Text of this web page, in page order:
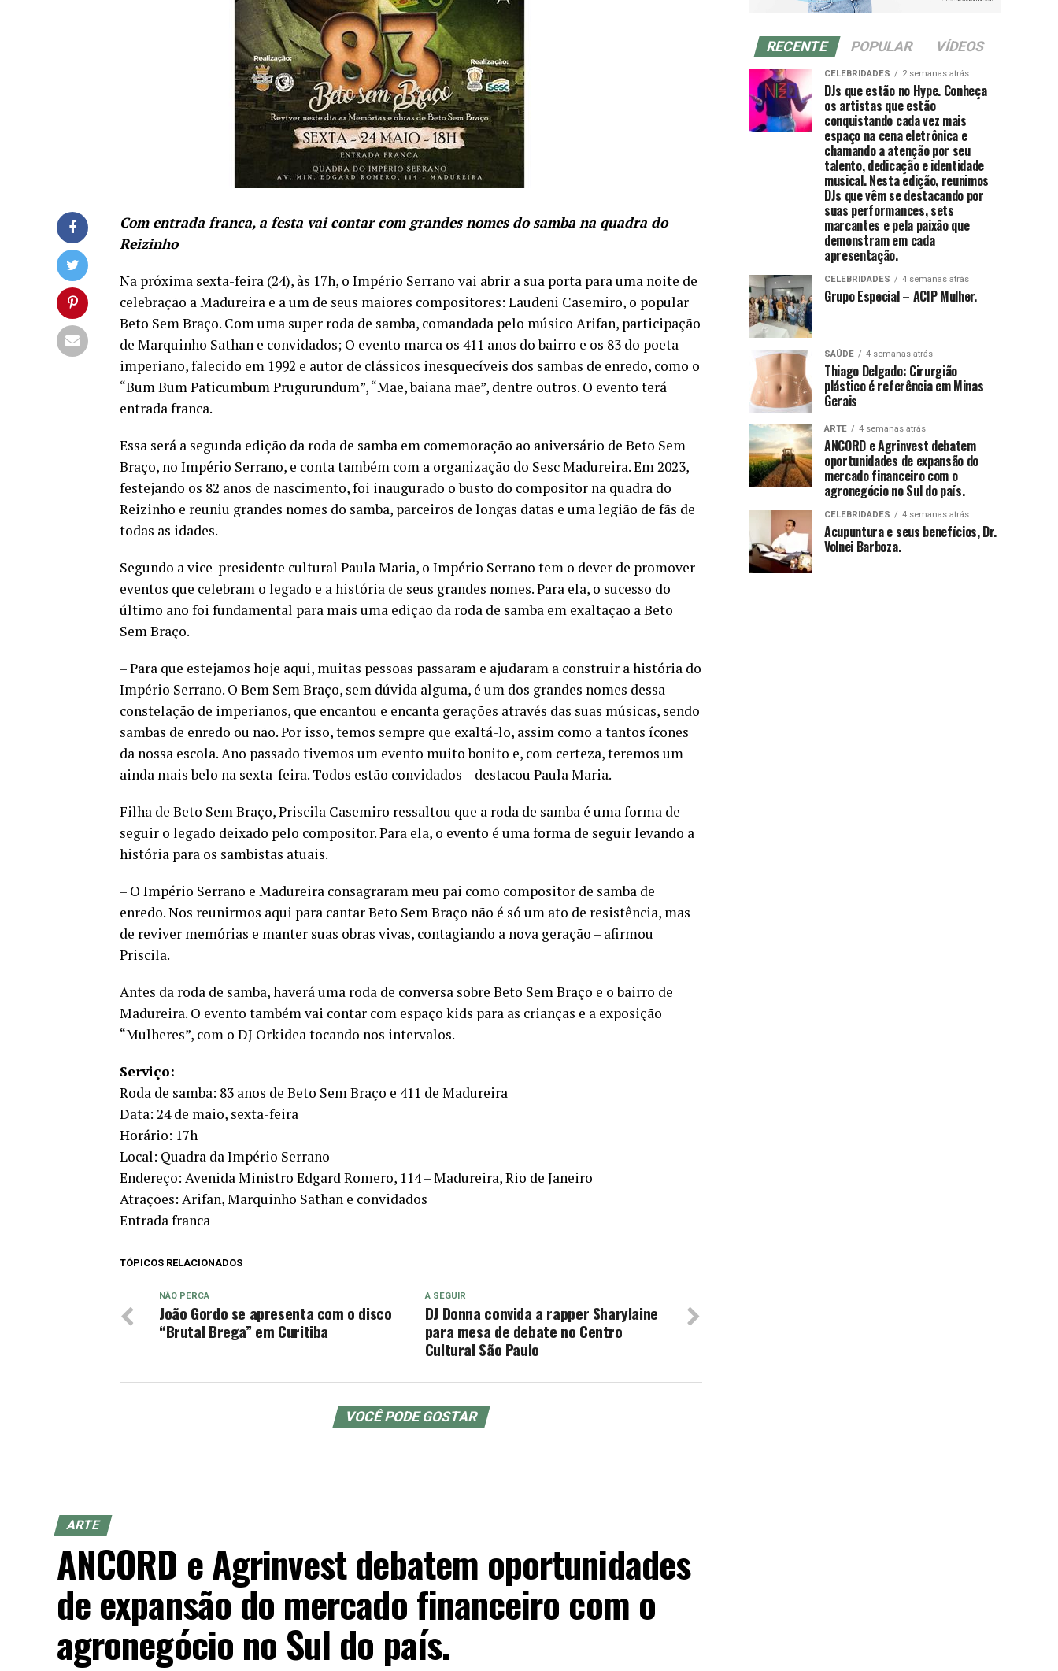
Com entrada franca, a festa vai contar com grandes nomes do samba na quadra do
Reizinho
Na próxima sexta-feira (24), às 17h, o Império Serrano vai abrir a sua porta para uma noite de
celebração a Madureira e a um de seus maiores compositores: Laudeni Casemiro, o popular
Beto Sem Braço. Com uma super roda de samba, comandada pelo músico Arifan, participação
de Marquinho Sathan e convidados; O evento marca os 411 anos do bairro e os 83 do poeta
imperiano, falecido em 1992 e autor de clássicos inesquecíveis dos sambas de enredo, como o
“Bum Bum Paticumbum Prugurundum”, “Mãe, baiana mãe”, dentre outros. O evento terá
entrada franca.
Essa será a segunda edição da roda de samba em comemoração ao aniversário de Beto Sem
Braço, no Império Serrano, e conta também com a organização do Sesc Madureira. Em 2023,
festejando os 82 anos de nascimento, foi inaugurado o busto do compositor na quadra do
Reizinho e reuniu grandes nomes do samba, parceiros de longas datas e uma legião de fãs de
todas as idades.
Segundo a vice-presidente cultural Paula Maria, o Império Serrano tem o dever de promover
eventos que celebram o legado e a história de seus grandes nomes. Para ela, o sucesso do
último ano foi fundamental para mais uma edição da roda de samba em exaltação a Beto
Sem Braço.
– Para que estejamos hoje aqui, muitas pessoas passaram e ajudaram a construir a história do
Império Serrano. O Bem Sem Braço, sem dúvida alguma, é um dos grandes nomes dessa
constelação de imperianos, que encantou e encanta gerações através das suas músicas, sendo
sambas de enredo ou não. Por isso, temos sempre que exaltá-lo, assim como a tantos ícones
da nossa escola. Ano passado tivemos um evento muito bonito e, com certeza, teremos um
ainda mais belo na sexta-feira. Todos estão convidados – destacou Paula Maria.
Filha de Beto Sem Braço, Priscila Casemiro ressaltou que a roda de samba é uma forma de
seguir o legado deixado pelo compositor. Para ela, o evento é uma forma de seguir levando a
história para os sambistas atuais.
– O Império Serrano e Madureira consagraram meu pai como compositor de samba de
enredo. Nos reunirmos aqui para cantar Beto Sem Braço não é só um ato de resistência, mas
de reviver memórias e manter suas obras vivas, contagiando a nova geração – afirmou
Priscila.
Antes da roda de samba, haverá uma roda de conversa sobre Beto Sem Braço e o bairro de
Madureira. O evento também vai contar com espaço kids para as crianças e a exposição
“Mulheres”, com o DJ Orkidea tocando nos intervalos.
Serviço:
Roda de samba: 83 anos de Beto Sem Braço e 411 de Madureira
Data: 24 de maio, sexta-feira
Horário: 17h
Local: Quadra da Império Serrano
Endereço: Avenida Ministro Edgard Romero, 114 – Madureira, Rio de Janeiro
Atrações: Arifan, Marquinho Sathan e convidados
Entrada franca
TÓPICOS RELACIONADOS
A SEGUIR
DJ Donna convida a rapper Sharylaine
para mesa de debate no Centro
Cultural São Paulo
NÃO PERCA
João Gordo se apresenta com o disco
“Brutal Brega” em Curitiba
VOCÊ PODE GOSTAR
ARTE
ANCORD e Agrinvest debatem oportunidades
de expansão do mercado financeiro com o
agronegócio no Sul do país.
RECENTE POPULAR VÍDEOS
CELEBRIDADES 2 semanas atrás
DJs que estão no Hype. Conheça
os artistas que estão
conquistando cada vez mais
espaço na cena eletrônica e
chamando a atenção por seu
talento, dedicação e identidade
musical. Nesta edição, reunimos
DJs que vêm se destacando por
suas performances, sets
marcantes e pela paixão que
demonstram em cada
apresentação.
CELEBRIDADES 4 semanas atrás
Grupo Especial – ACIP Mulher.
SAÚDE 4 semanas atrás
Thiago Delgado: Cirurgião
plástico é referência em Minas
Gerais
ARTE 4 semanas atrás
ANCORD e Agrinvest debatem
oportunidades de expansão do
mercado financeiro com o
agronegócio no Sul do país.
CELEBRIDADES 4 semanas atrás
Acupuntura e seus benefícios, Dr.
Volnei Barboza.